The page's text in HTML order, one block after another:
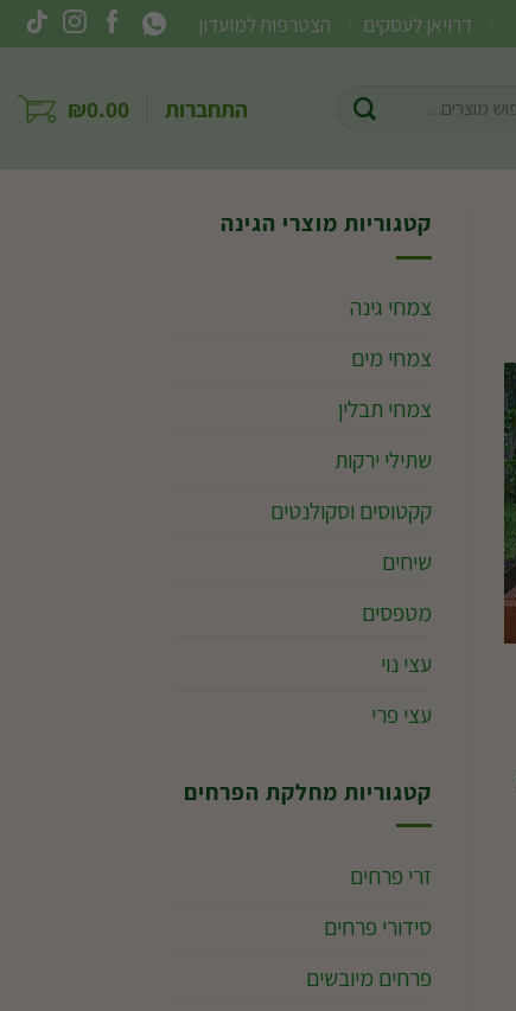
דרויאן לעסקים הצטרפות למועדון
התחברות ₪0.00
קטגוריות מוצרי הגינה
צמחי גינה
צמחי מים
צמחי תבלין
שתילי ירקות
קקטוסים וסקולנטים
שיחים
מטפסים
עצי נוי
עצי פרי
קטגוריות מחלקת הפרחים
זרי פרחים
סידורי פרחים
פרחים מיובשים